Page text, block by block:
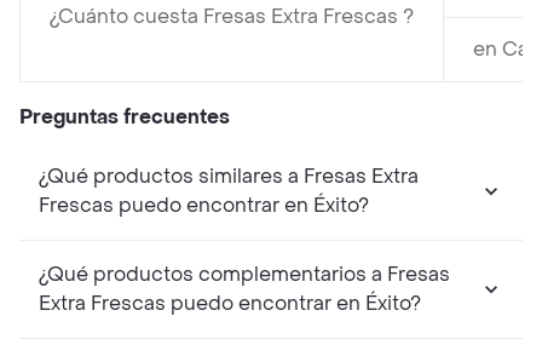
¿Cuánto cuesta Fresas Extra Frescas ?
en
Preguntas frecuentes
¿Qué productos similares a Fresas Extra
Frescas puedo encontrar en Éxito?
¿Qué productos complementarios a Fresas
Extra Frescas puedo encontrar en Éxito?